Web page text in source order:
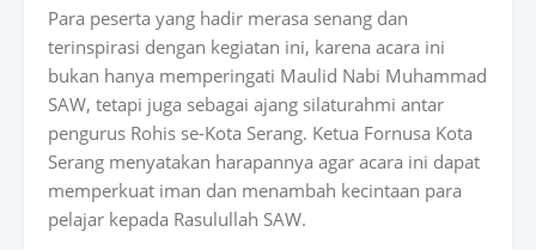
Para peserta yang hadir merasa senang dan
terinspirasi dengan kegiatan ini, karena acara ini
bukan hanya memperingati Maulid Nabi Muhammad
SAW, tetapi juga sebagai ajang silaturahmi antar
pengurus Rohis se-Kota Serang. Ketua Fornusa Kota
Serang menyatakan harapannya agar acara ini dapat
memperkuat iman dan menambah kecintaan para
pelajar kepada Rasulullah SAW.